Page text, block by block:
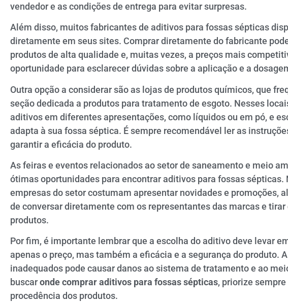
vendedor e as condições de entrega para evitar surpresas.
Além disso, muitos fabricantes de aditivos para fossas sépticas
diretamente em seus sites. Comprar diretamente do fabricante
produtos de alta qualidade e, muitas vezes, a preços mais
oportunidade para esclarecer dúvidas sobre a aplicação e a
Outra opção a considerar são as lojas de produtos químicos, que
seção dedicada a produtos para tratamento de esgoto. Nesses
aditivos em diferentes apresentações, como líquidos ou em pó, e
adapta à sua fossa séptica. É sempre recomendável ler as
garantir a eficácia do produto.
As feiras e eventos relacionados ao setor de saneamento e meio
ótimas oportunidades para encontrar aditivos para fossas sépticas.
empresas do setor costumam apresentar novidades e promoções,
de conversar diretamente com os representantes das marcas e tirar
produtos.
Por fim, é importante lembrar que a escolha do aditivo deve levar
apenas o preço, mas também a eficácia e a segurança do produto.
inadequados pode causar danos ao sistema de tratamento e ao
buscaronde comprar aditivos para fossas sépticas, priorize
procedência dos produtos.